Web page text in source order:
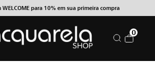
WELCOME para 10% em sua primeira compra
0